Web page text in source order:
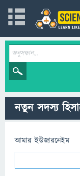
নতুন সদস্য
আমার ইউজারনেইম